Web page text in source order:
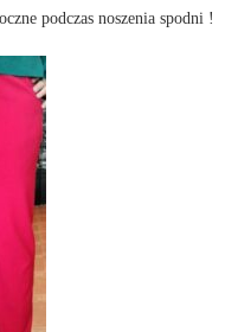
podczas noszenia spodni !